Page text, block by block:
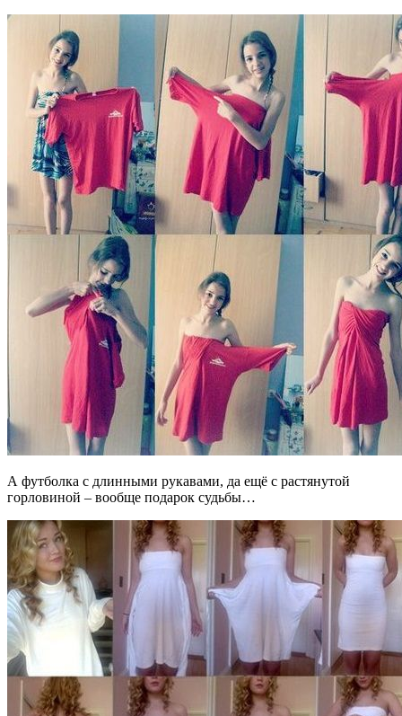
А футболка с длинными рукавами, да ещё с растянутой
горловиной – вообще подарок судьбы…